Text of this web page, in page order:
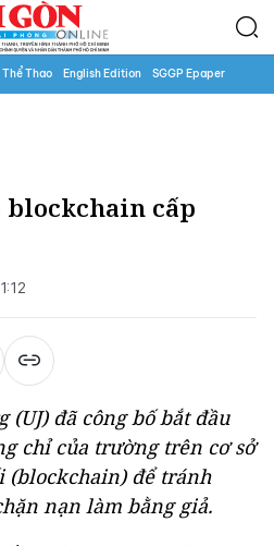
Thể Thao English Edition SGGP Epaper
blockchain cấp
(UJ) đã công bố bắt đầu
chỉ của trường trên cơ sở
(blockchain) để tránh
nạn làm bằng giả.